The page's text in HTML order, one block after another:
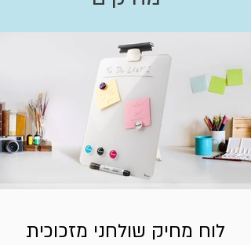
לוח מחיק שולחני מזכוכית